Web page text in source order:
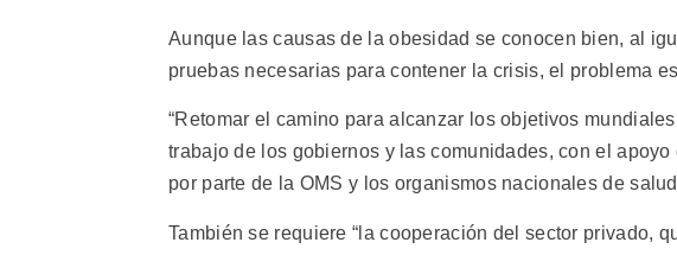
Aunque las causas de la obesidad se conocen bien, al
pruebas necesarias para contener la crisis, el problema
“Retomar el camino para alcanzar los objetivos
trabajo de los gobiernos y las comunidades, con el
por parte de la OMS y los organismos nacionales de
También se requiere “la cooperación del sector privado,